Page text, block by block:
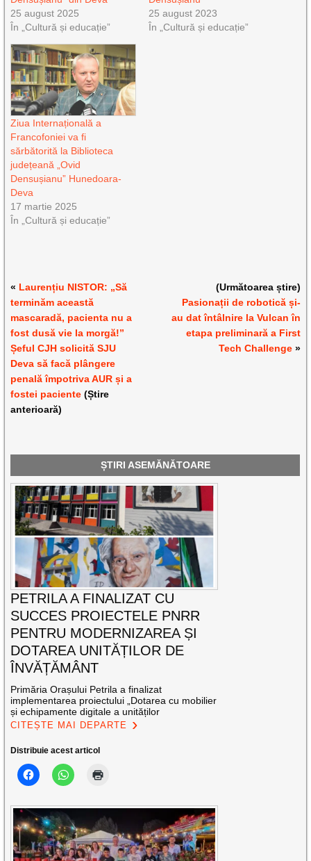
25 august 2025
În „Cultură și educație”
25 august 2023
În „Cultură și educație”
Ziua Internațională a
Francofoniei va fi
sărbătorită la Biblioteca
județeană „Ovid
Densușianu” Hunedoara-
Deva
17 martie 2025
În „Cultură și educație”
« Laurențiu NISTOR: „Să
terminăm această
mascaradă, pacienta nu a
fost dusă vie la morgă!”
Șeful CJH solicită SJU
Deva să facă plângere
penală împotriva AUR și a
fostei paciente (Știre
anterioară)
(Următoarea știre)
Pasionații de robotică și-
au dat întâlnire la Vulcan în
etapa preliminară a First
Tech Challenge»
ȘTIRI ASEMĂNĂTOARE
PETRILA A FINALIZAT CU
SUCCES PROIECTELE PNRR
PENTRU MODERNIZAREA ȘI
DOTAREA UNITĂȚILOR DE
ÎNVĂȚĂMÂNT
Primăria Orașului Petrila a finalizat
implementarea proiectului „Dotarea cu mobilier
și echipamente digitale a unităților
CITEȘTE MAI DEPARTE
Distribuie acest articol